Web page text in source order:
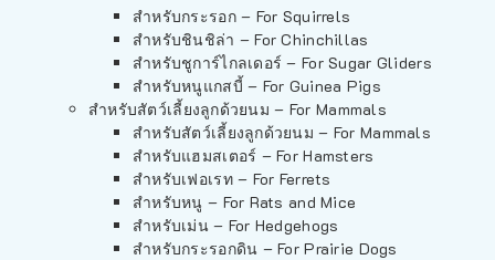
สำหรับกระรอก – For Squirrels
สำหรับชินชิล่า – For Chinchillas
สำหรับชูการ์ไกลเดอร์ – For Sugar Gliders
สำหรับหนูแกสบี้ – For Guinea Pigs
สำหรับสัตว์เลี้ยงลูกด้วยนม – For Mammals
สำหรับสัตว์เลี้ยงลูกด้วยนม – For Mammals
สำหรับแฮมสเตอร์ – For Hamsters
สำหรับเฟอเรท – For Ferrets
สำหรับหนู – For Rats and Mice
สำหรับเม่น – For Hedgehogs
สำหรับกระรอกดิน – For Prairie Dogs